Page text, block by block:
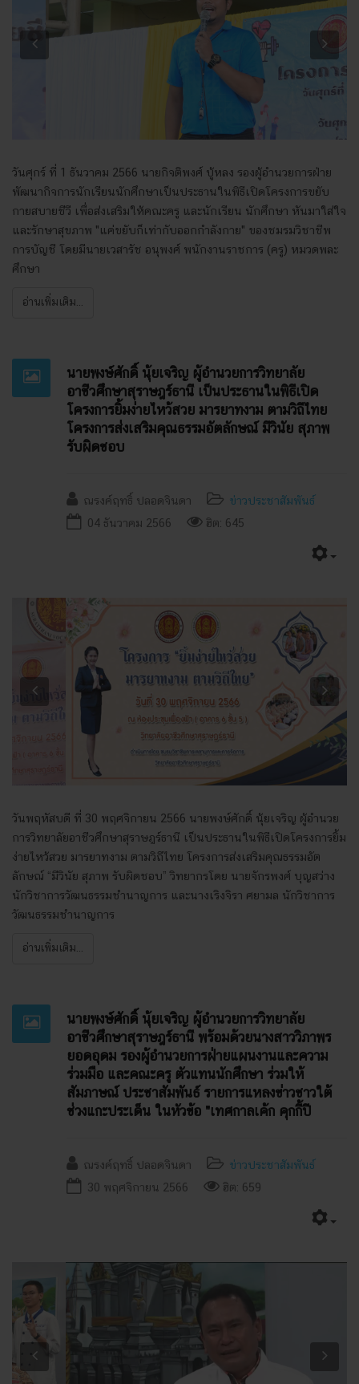
Previous Next
วันศุกร์ ที่ 1 ธันวาคม 2566 นายกิจติพงศ์ บู้หลง รองผู้อำนวยการฝ่าย
พัฒนากิจการนักเรียนนักศึกษาเป็นประธานในพิธีเปิดโครงการขยับ
กายสบายชีวี เพื่อส่งเสริมให้คณะครู และนักเรียน นักศึกษา หันมาใส่ใจ
และรักษาสุขภาพ "แค่ขยับก็เท่ากับออกกำลังกาย" ของชมรมวิชาชีพ
การบัญชี โดยมีนายเวสารัช อนุพงศ์ พนักงานราชการ (ครู) หมวดพละ
ศึกษา
อ่านเพิ่มเติม...
นายพงษ์ศักดิ์ นุ้ยเจริญ ผู้อำนวยการวิทยาลัย
อาชีวศึกษาสุราษฎร์ธานี เป็นประธานในพิธีเปิด
โครงการยิ้มง่ายไหว้สวย มารยาทงาม ตามวิถีไทย
โครงการส่งเสริมคุณธรรมอัตลักษณ์ มีวินัย สุภาพ
รับผิดชอบ
ณรงค์ฤทธิ์ ปลอดจินดา
ข่าวประชาสัมพันธ์
04 ธันวาคม 2566
ฮิต: 645
Previous Next
วันพฤหัสบดี ที่ 30 พฤศจิกายน 2566 นายพงษ์ศักดิ์ นุ้ยเจริญ ผู้อำนวย
การวิทยาลัยอาชีวศึกษาสุราษฎร์ธานี เป็นประธานในพิธีเปิดโครงการยิ้ม
ง่ายไหว้สวย มารยาทงาม ตามวิถีไทย โครงการส่งเสริมคุณธรรมอัต
ลักษณ์ “มีวินัย สุภาพ รับผิดชอบ” วิทยากรโดย นายจักรพงศ์ บุญสว่าง
นักวิชาการวัฒนธรรมชำนาญการ และนางเริงจิรา ศยามล นักวิชาการ
วัฒนธรรมชำนาญการ
อ่านเพิ่มเติม...
นายพงษ์ศักดิ์ นุ้ยเจริญ ผู้อำนวยการวิทยาลัย
อาชีวศึกษาสุราษฎร์ธานี พร้อมด้วยนางสาววิภาพร
ยอดอุดม รองผู้อำนวยการฝ่ายแผนงานและความ
ร่วมมือ และคณะครู ตัวแทนนักศึกษา ร่วมให้
สัมภาษณ์ ประชาสัมพันธ์ รายการแหลงข่าวชาวใต้
ช่วงแกะประเด็น ในหัวข้อ "เทศกาลเค้ก คุกกี้ปี
ณรงค์ฤทธิ์ ปลอดจินดา
ข่าวประชาสัมพันธ์
30 พฤศจิกายน 2566
ฮิต: 659
Previous Next